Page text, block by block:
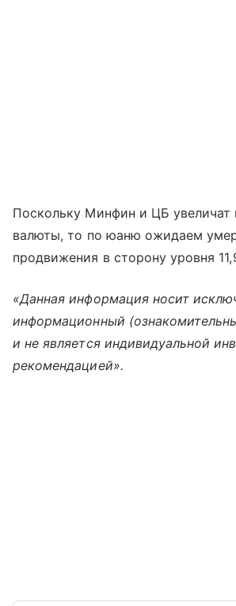
Поскольку Минфин и ЦБ увеличат
валюты, то по юаню ожидаем
продвижения в сторону уровня
«Данная информация носит
информационный
и не является индивидуальной
рекомендацией».